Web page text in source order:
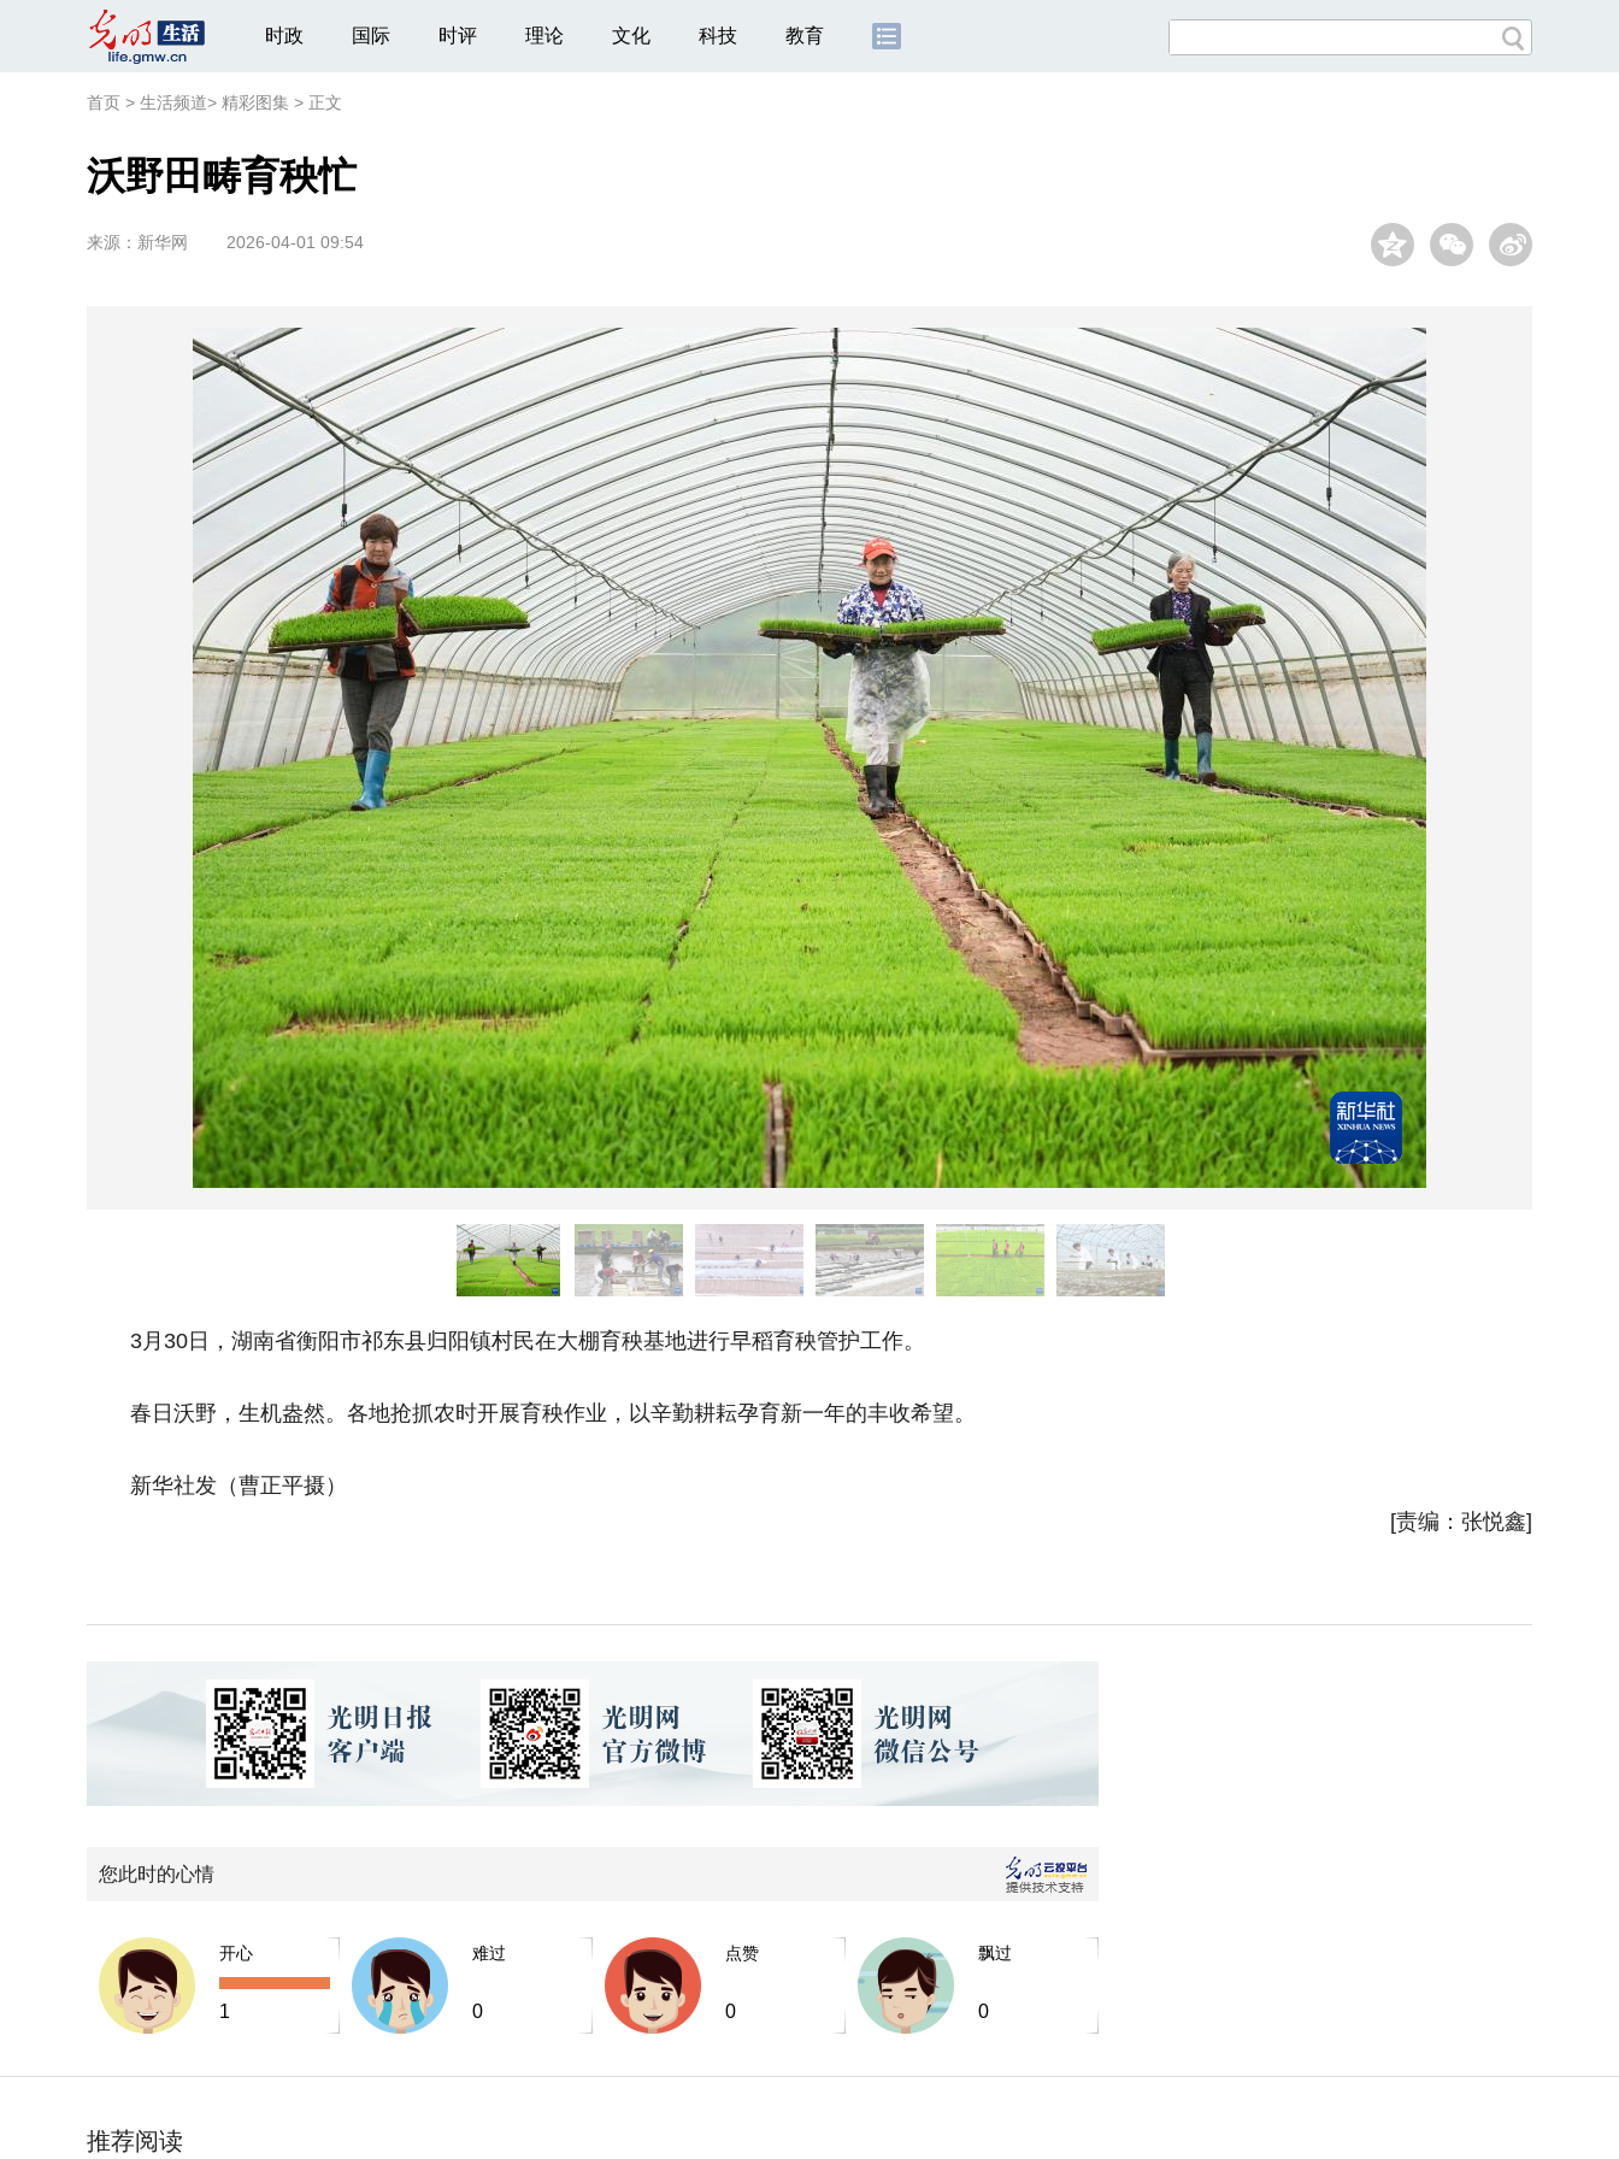
时政 国际 时评 理论 文化 科技 教育
首页 > 生活频道> 精彩图集 > 正文
沃野田畴育秧忙
来源： 新华网 2026-04-01 09:54
3月30日，湖南省衡阳市祁东县归阳镇村民在大棚育秧基地进行早稻育秧管护工作。
春日沃野，生机盎然。各地抢抓农时开展育秧作业，以辛勤耕耘孕育新一年的丰收希望。
新华社发（曹正平摄）
[责编：张悦鑫]
您此时的心情
开心
1
难过
0
点赞
0
飘过
0
推荐阅读